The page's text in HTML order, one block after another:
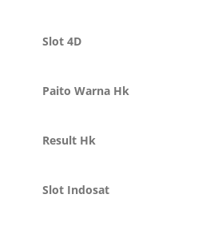
Slot 4D
Paito Warna Hk
Result Hk
Slot Indosat